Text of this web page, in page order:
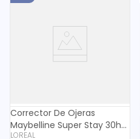
Corrector De Ojeras
Maybelline Super Stay 30h
LOREAL